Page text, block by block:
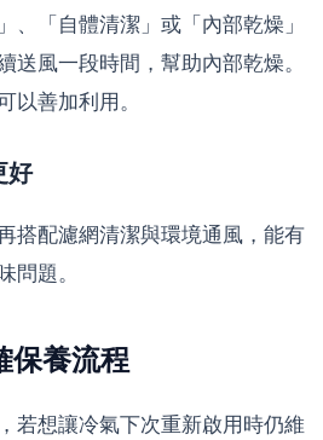
、「自體清潔」或「內部乾燥」
送風一段時間，幫助內部乾燥。
以善加利用。
好
搭配濾網清潔與環境通風，能有
問題。
保養流程
若想讓冷氣下次重新啟用時仍維